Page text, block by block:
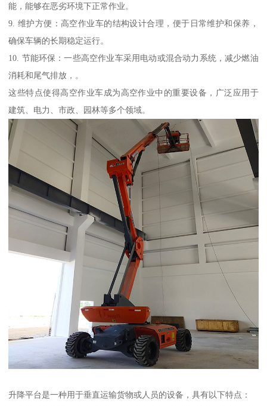
能，能够在恶劣环境下正常作业。
9. 维护方便：高空作业车的结构设计合理，便于日常维护和保养，
确保车辆的长期稳定运行。
10. 节能环保：一些高空作业车采用电动或混合动力系统，减少燃油
消耗和尾气排放，。
这些特点使得高空作业车成为高空作业中的重要设备，广泛应用于
建筑、电力、市政、园林等多个领域。
升降平台是一种用于垂直运输货物或人员的设备，具有以下特点：